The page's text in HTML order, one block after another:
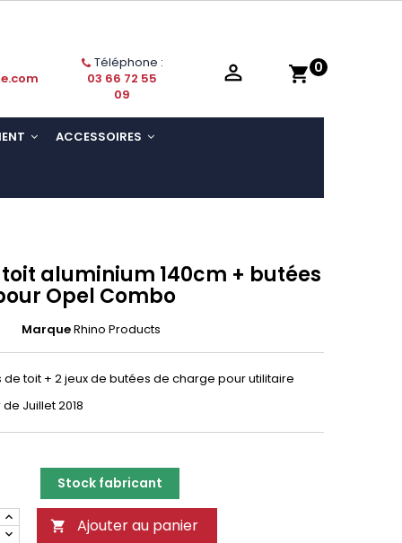
shopping_cart 0
Téléphone :
03 66 72 55
09

ACCESSOIRES
aluminium 140cm + butées
Opel Combo
MarqueRhino Products
toit + 2 jeux de butées de charge pour utilitaire
Juillet 2018
Stock fabricant
 Ajouter au panier